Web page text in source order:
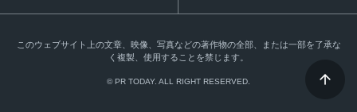
このウェブサイト上の文章、映像、写真などの著作物の全部、または一部を了承な
く複製、使用することを禁じます。
© PR TODAY. ALL RIGHT RESERVED.